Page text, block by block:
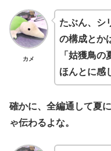
カメ
たぶん、シ
の構成とか
「姑獲鳥
ほんとに感
確かに、全編通して夏
ゃ伝わるよな。